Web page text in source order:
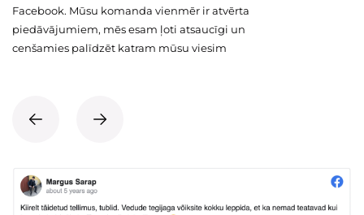
Facebook. Mūsu komanda vienmēr ir atvērta
piedāvājumiem, mēs esam ļoti atsaucīgi un
cenšamies palīdzēt katram mūsu viesim